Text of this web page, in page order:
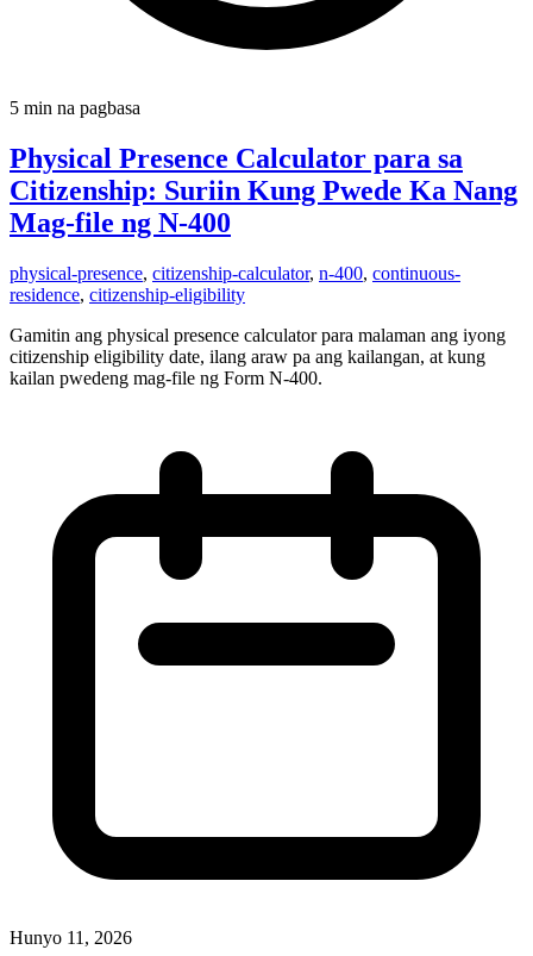
5 min na pagbasa
Physical Presence Calculator para sa
Citizenship: Suriin Kung Pwede Ka Nang
Mag-file ng N-400
physical-presence, citizenship-calculator, n-400, continuous-
residence, citizenship-eligibility
Gamitin ang physical presence calculator para malaman ang iyong
citizenship eligibility date, ilang araw pa ang kailangan, at kung
kailan pwedeng mag-file ng Form N-400.
Hunyo 11, 2026